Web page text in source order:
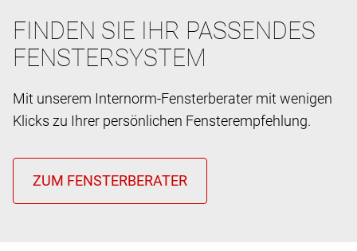
FINDEN SIE IHR PASSENDES
FENSTERSYSTEM
Mit unserem Internorm-Fensterberater mit wenigen
Klicks zu Ihrer persönlichen Fensterempfehlung.